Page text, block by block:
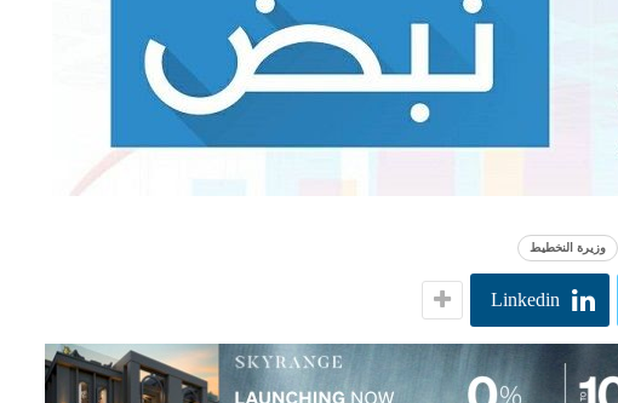
وزيرة النخطيط
Linkedin